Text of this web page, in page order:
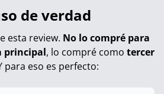
de verdad
esta review. No lo compré para
principal, lo compré como tercer
para eso es perfecto: